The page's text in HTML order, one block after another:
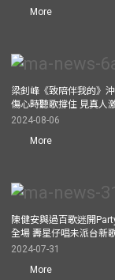
More
梁釗峰《致陪伴我的》
傷心時聽歌撐住 見真人
2024-08-06
More
陳健安與過百歌迷開
全場 壽星仔唱未派台新
2024-07-31
More